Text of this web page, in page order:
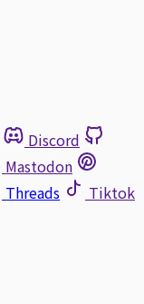
Discord
Mastodon
Threads
Tiktok